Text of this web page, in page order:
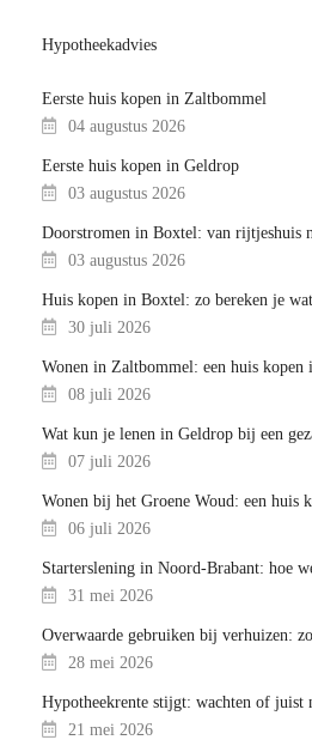
Hypotheekadvies
Eerste huis kopen in Zaltbommel
04 augustus 2026
Eerste huis kopen in Geldrop
03 augustus 2026
Doorstromen in Boxtel: van rijtjeshuis
03 augustus 2026
Huis kopen in Boxtel: zo bereken je
30 juli 2026
Wonen in Zaltbommel: een huis kopen
08 juli 2026
Wat kun je lenen in Geldrop bij een
07 juli 2026
Wonen bij het Groene Woud: een huis
06 juli 2026
Starterslening in Noord-Brabant: hoe
31 mei 2026
Overwaarde gebruiken bij verhuizen:
28 mei 2026
Hypotheekrente stijgt: wachten of juist
21 mei 2026